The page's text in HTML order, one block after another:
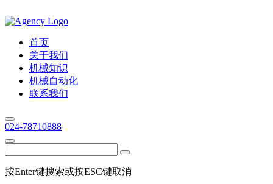
首页
关于我们
机械知识
机械自动化
联系我们
024-78710888
按Enter键搜索或按ESC键取消